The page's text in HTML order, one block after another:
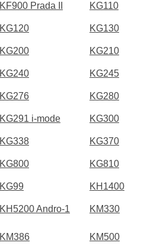
KF900 Prada II KG110
KG120 KG130
KG200 KG210
KG240 KG245
KG276 KG280
KG291 i-mode KG300
KG338 KG370
KG800 KG810
KG99 KH1400
KH5200 Andro-1 KM330
KM386 KM500